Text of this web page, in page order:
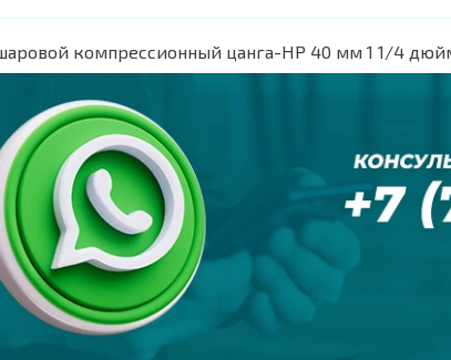
компрессионный цанга-НР 40 мм 1 1/4